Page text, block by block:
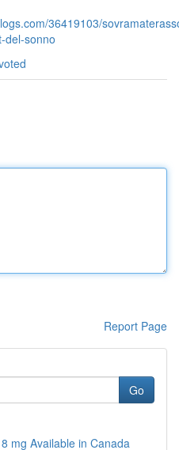
36419103/
del-sonno
Report Page
Go
mg Available in Canada